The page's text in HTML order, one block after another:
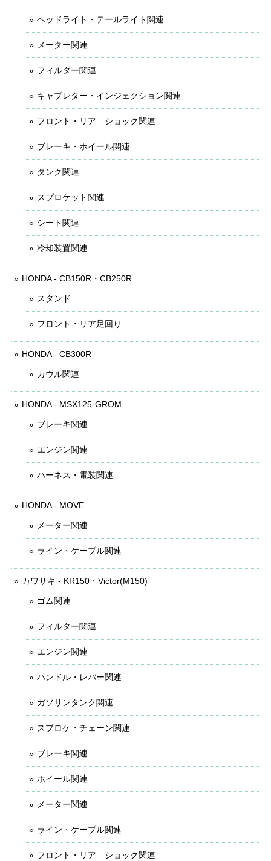
ヘッドライト・テールライト関連
メーター関連
フィルター関連
キャブレター・インジェクション関連
フロント・リア ショック関連
ブレーキ・ホイール関連
タンク関連
スプロケット関連
シート関連
冷却装置関連
HONDA - CB150R・CB250R
スタンド
フロント・リア足回り
HONDA - CB300R
カウル関連
HONDA - MSX125-GROM
ブレーキ関連
エンジン関連
ハーネス・電装関連
HONDA - MOVE
メーター関連
ライン・ケーブル関連
カワサキ - KR150・Victor(M150)
ゴム関連
フィルター関連
エンジン関連
ハンドル・レバー関連
ガソリンタンク関連
スプロケ・チェーン関連
ブレーキ関連
ホイール関連
メーター関連
ライン・ケーブル関連
フロント・リア ショック関連